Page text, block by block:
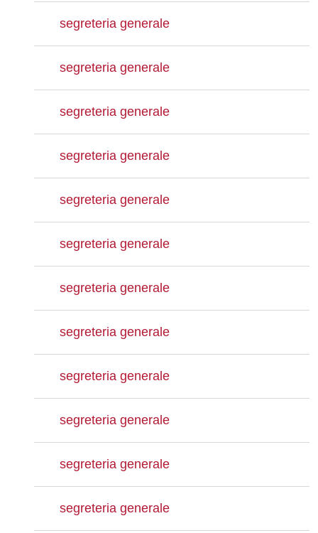
segreteria generale
segreteria generale
segreteria generale
segreteria generale
segreteria generale
segreteria generale
segreteria generale
segreteria generale
segreteria generale
segreteria generale
segreteria generale
segreteria generale